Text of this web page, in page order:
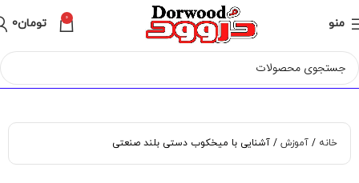
منو 0 تومان0
خانه آموزش آشنایی با میخکوب دستی بلند صنعتی